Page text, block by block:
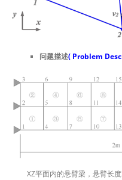
问题描述( Problem
XZ平面内的悬臂梁，悬臂长